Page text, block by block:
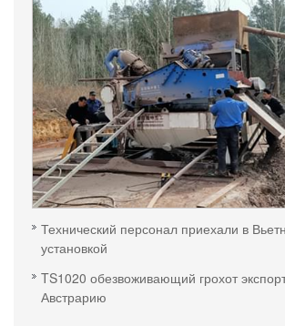
Технический персонал приехали в
установкой
TS1020 обезвоживающий грохот
Австрарию